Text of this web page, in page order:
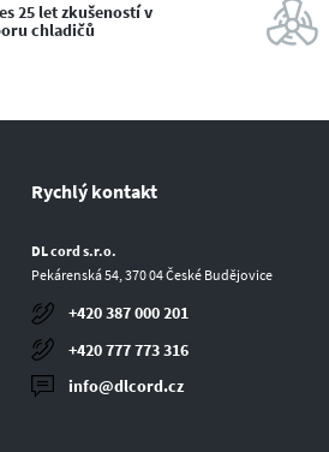
25 let zkušeností v
chladičů
Rychlý kontakt
DL cord s.r.o.
Pekárenská 54, 370 04 České Budějovice
+420 387 000 201
+420 777 773 316
info@dlcord.cz